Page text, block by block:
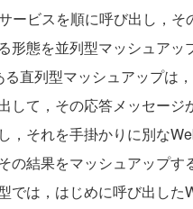
ービスを順に呼び出し，そ
形態を並列型マッシュアッ
る直列型マッシュアップは
して，その応答メッセージ
，それを手掛かりに別な
の結果をマッシュアップす
では，はじめに呼び出した